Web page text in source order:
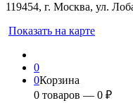
119454, г. Москва, ул.
Показать на карте
0
0Корзина
0 товаров — 0 ₽